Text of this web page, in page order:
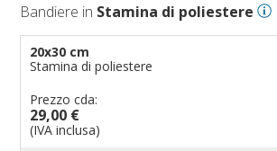
Bandiere in Stamina di poliestere
20x30 cm
Stamina di poliestere
Prezzo cda:
29,00 €
(IVA inclusa)